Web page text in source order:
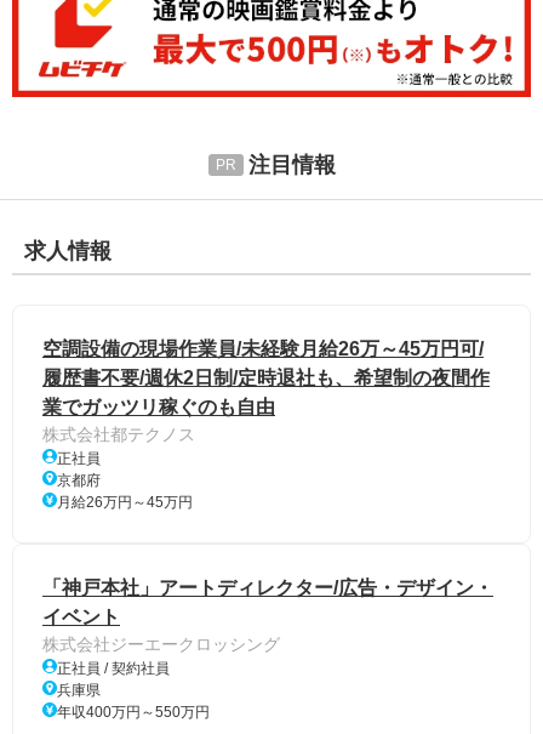
注目情報
求人情報
空調設備の現場作業員/未経験月給26万～45万円可/
履歴書不要/週休2日制/定時退社も、希望制の夜間作
業でガッツリ稼ぐのも自由
株式会社都テクノス
正社員
京都府
月給26万円～45万円
「神戸本社」アートディレクター/広告・デザイン・
イベント
株式会社ジーエークロッシング
正社員 / 契約社員
兵庫県
年収400万円～550万円